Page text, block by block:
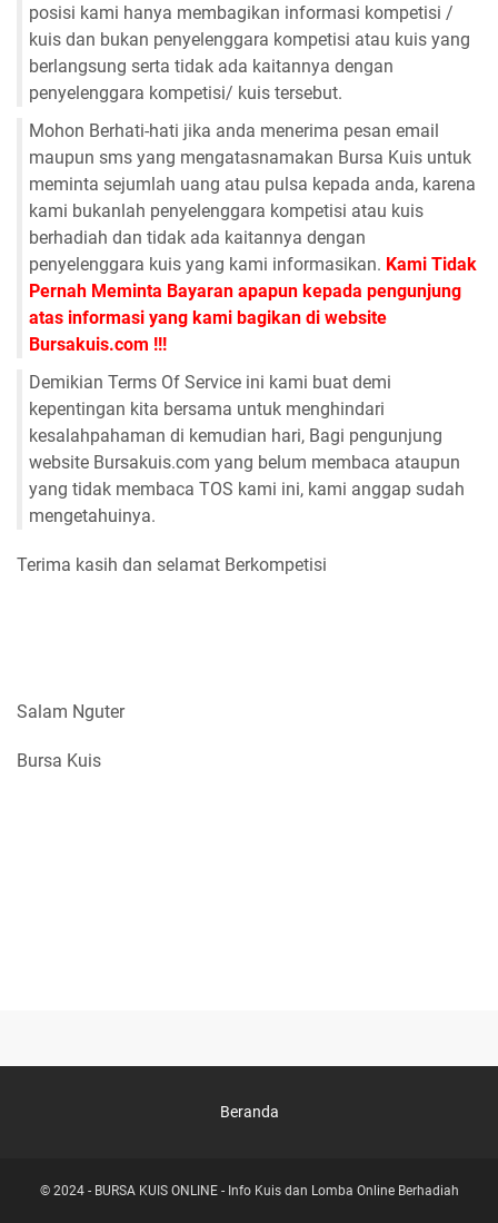
posisi kami hanya membagikan informasi kompetisi /
kuis dan bukan penyelenggara kompetisi atau kuis yang
berlangsung serta tidak ada kaitannya dengan
penyelenggara kompetisi/ kuis tersebut.
Mohon Berhati-hati jika anda menerima pesan email
maupun sms yang mengatasnamakan Bursa Kuis untuk
meminta sejumlah uang atau pulsa kepada anda, karena
kami bukanlah penyelenggara kompetisi atau kuis
berhadiah dan tidak ada kaitannya dengan
penyelenggara kuis yang kami informasikan. Kami Tidak
Pernah Meminta Bayaran apapun kepada pengunjung
atas informasi yang kami bagikan di website
Bursakuis.com !!!
Demikian Terms Of Service ini kami buat demi
kepentingan kita bersama untuk menghindari
kesalahpahaman di kemudian hari, Bagi pengunjung
website Bursakuis.com yang belum membaca ataupun
yang tidak membaca TOS kami ini, kami anggap sudah
mengetahuinya.
Terima kasih dan selamat Berkompetisi
Salam Nguter
Bursa Kuis
Beranda
© 2024 - BURSA KUIS ONLINE - Info Kuis dan Lomba Online Berhadiah